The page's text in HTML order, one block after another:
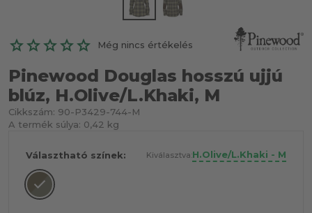
Még nincs értékelés
Pinewood Douglas hosszú ujjú
blúz, H.Olive/L.Khaki, M
Cikkszám: 90-P3429-744-M
A termék súlya: 0,42 kg
Választható színek: Kiválasztva:H.Olive/L.Khaki - M